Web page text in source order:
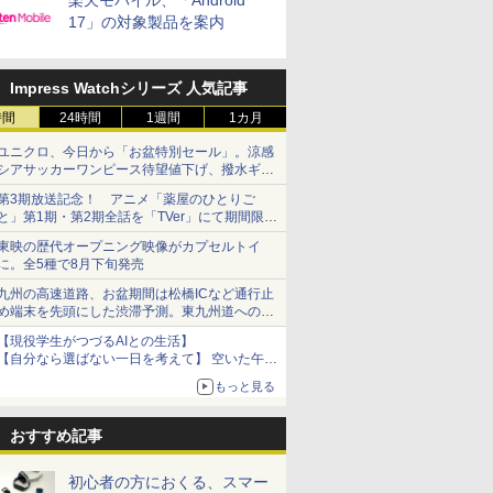
17」の対象製品を案内
Impress Watchシリーズ 人気記事
24時間 1週間 1カ月
ニクロ、今日から「お盆特別セール」。涼感
アサッカーワンピース待望値下げ、撥水ギア
ョーツは1990円に
3期放送記念！ アニメ「薬屋のひとりご
」第1期・第2期全話を「TVer」にて期間限定
順次無料配信開始
映の歴代オープニング映像がカプセルトイ
。全5種で8月下旬発売
州の高速道路、お盆期間は松橋ICなど通行止
端末を先頭にした渋滞予測。東九州道への迂
は料金調整を実施
現役学生がつづるAIとの生活】
自分なら選ばない一日を考えて】 空いた午後
チャッピーに捧げたら、思わぬ絶景に出会っ
もっと見る
おすすめ記事
初心者の方におくる、スマー